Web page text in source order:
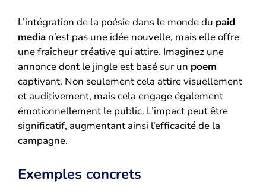
L’intégration de la poésie dans le monde du paid
media n’est pas une idée nouvelle, mais elle offre
une fraîcheur créative qui attire. Imaginez une
annonce dont le jingle est basé sur un poem
captivant. Non seulement cela attire visuellement
et auditivement, mais cela engage également
émotionnellement le public. L’impact peut être
significatif, augmentant ainsi l’efficacité de la
campagne.
Exemples concrets